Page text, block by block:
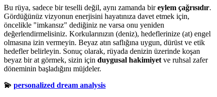
Bu rüya, sadece bir teselli değil, aynı zamanda bireylem çağrısıdır.
Gördüğünüz vizyonun enerjisini hayatınıza davet etmek için,
öncelikle "imkansız" dediğiniz ne varsa onu yeniden
değerlendirmelisiniz. Korkularınızın (deniz), hedeflerinize (at) engel
olmasına izin vermeyin. Beyaz atın saflığına uygun, dürüst ve etik
hedefler belirleyin. Sonuç olarak, rüyada denizin üzerinde koşan
beyaz bir at görmek, sizin için duygusal hakimiyet ve ruhsal zafer
döneminin başladığını müjdeler.
💫 personalized dream analysis